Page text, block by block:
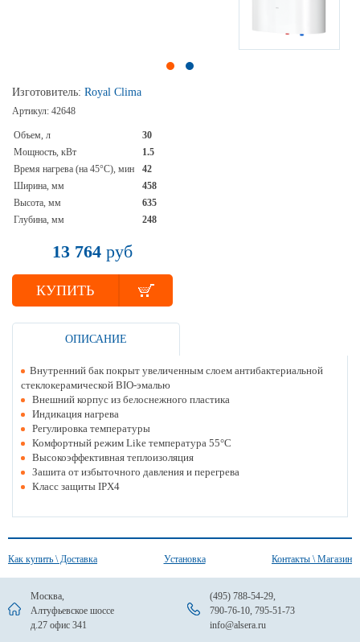
Изготовитель: Royal Clima
Артикул: 42648
Объем, л
30
Мощность, кВт
1.5
Время нагрева (на 45°С), мин
42
Ширина, мм
458
Высота, мм
635
Глубина, мм
248
13 764 руб
КУПИТЬ
ОПИСАНИЕ
Внутренний бак покрыт увеличенным слоем антибактериальной
стеклокерамической BIO-эмалью
Внешний корпус из белоснежного пластика
Индикация нагрева
Регулировка температуры
Комфортный режим Like температура 55°С
Высокоэффективная теплоизоляция
Зашита от избыточного давления и перегрева
Класс защиты IPX4
Как купить \ Доставка Установка Контакты \ Магазин
Москва,
Алтуфьевское шоссе
д.27 офис 341
(495) 788-54-29,
790-76-10, 795-51-73
info@alsera.ru